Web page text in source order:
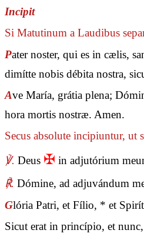
Incipit
Si Matutinum a Laudibus
Pater noster, qui es in cælis,
dimítte nobis débita nostra,
Ave María, grátia plena;
hora mortis nostræ. Amen.
Secus absolute incipiuntur, ut
℣. Deus ✠ in adjutórium
℟. Dómine, ad adjuvándum
Glória Patri, et Fílio, * et
Sicut erat in princípio, et